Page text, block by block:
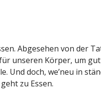
Abgesehen von der
unseren Körper, um
Und doch, we’neu in
zu Essen.